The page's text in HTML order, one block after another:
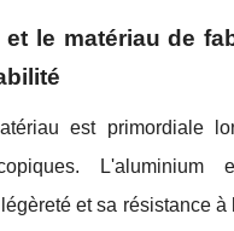
et le matériau de
est primordiale
L'aluminium
et sa résistance à